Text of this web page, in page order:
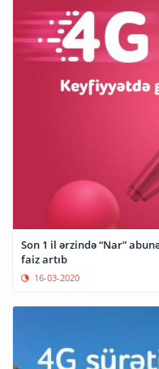
Son 1 il ərzində “Nar”
faiz artıb
16-03-2020